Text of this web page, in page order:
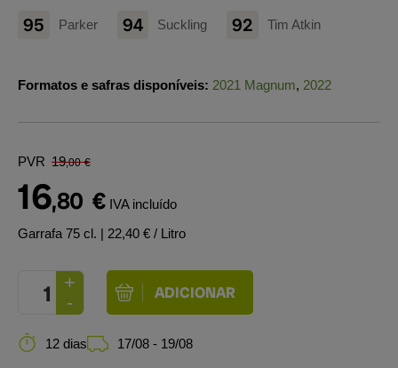
95 Parker 94 Suckling 92 Tim Atkin
Formatos e safras disponíveis: 2021 Magnum, 2022
PVR 19,00 €
16,80 € IVA incluído
Garrafa 75 cl. | 22,40 € / Litro
12 dias 17/08 - 19/08